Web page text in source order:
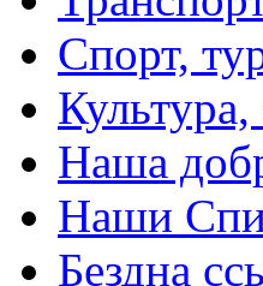
Спорт,
Наша
Наши
Бездна